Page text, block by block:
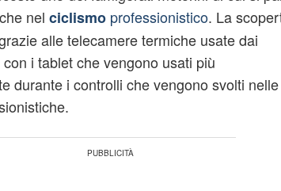
nel ciclismoprofessionistico. La
alle telecamere termiche usate dai
i tablet che vengono usati più
durante i controlli che vengono svolti nelle